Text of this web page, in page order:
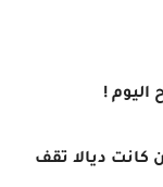
!
ديالا تقف